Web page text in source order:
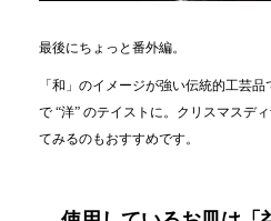
最後にちょっと番外編。
「和」のイメージが強い伝統的工芸
で “洋” のテイストに。クリスマスデ
てみるのもおすすめです。